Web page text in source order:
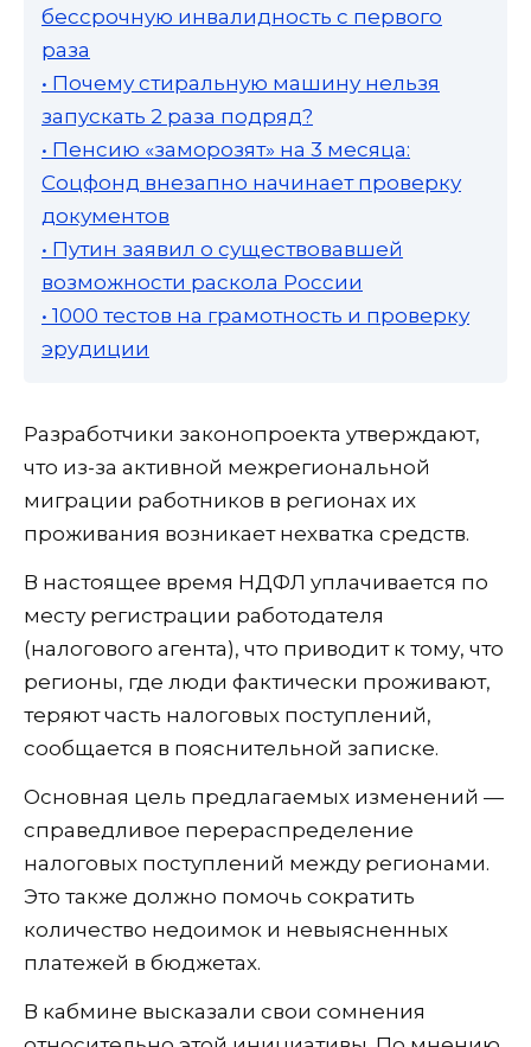
бессрочную инвалидность с первого
раза
• Почему стиральную машину нельзя
запускать 2 раза подряд?
• Пенсию «заморозят» на 3 месяца:
Соцфонд внезапно начинает проверку
документов
• Путин заявил о существовавшей
возможности раскола России
• 1000 тестов на грамотность и проверку
эрудиции
Разработчики законопроекта утверждают,
что из-за активной межрегиональной
миграции работников в регионах их
проживания возникает нехватка средств.
В настоящее время НДФЛ уплачивается по
месту регистрации работодателя
(налогового агента), что приводит к тому, что
регионы, где люди фактически проживают,
теряют часть налоговых поступлений,
сообщается в пояснительной записке.
Основная цель предлагаемых изменений —
справедливое перераспределение
налоговых поступлений между регионами.
Это также должно помочь сократить
количество недоимок и невыясненных
платежей в бюджетах.
В кабмине высказали свои сомнения